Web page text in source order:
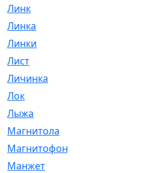
Линк
Линка
Линки
Лист
Личинка
Лок
Лыжа
Магнитола
Магнитофон
Манжет